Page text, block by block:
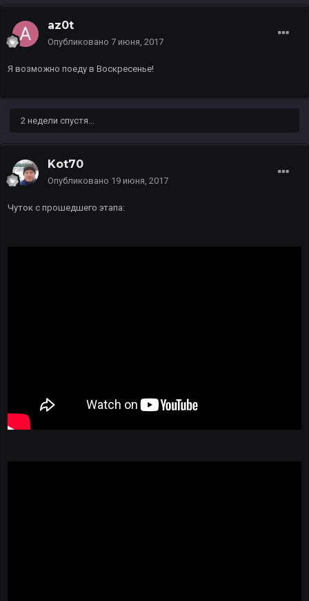
az0t
Опубликовано 7 июня, 2017
Я возможно поеду в Воскресенье!
2 недели спустя...
Kot70
Опубликовано 19 июня, 2017
Чуток с прошедшего этапа: